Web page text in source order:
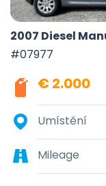
2007 Diesel
#07977
€ 2.000
Umístění
Mileage